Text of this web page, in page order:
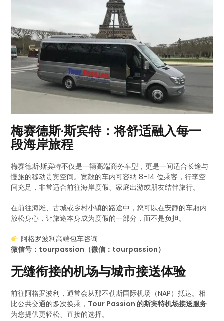
梅赛德斯·斯宾特：将舒适融入每一
段海岸旅程
梅赛德斯·斯宾特不仅是一辆高端商务车型，更是一间适合长途与
慢旅的移动贵宾空间。宽敞的车内可容纳 8–14 位乘客，行李空
间充足，非常适合前往海岸度假、家庭出游或朋友结伴旅行。
在前往海滩、古城或乡村小镇的路途中，您可以在安静的车厢内
放松身心，让旅途本身成为度假的一部分，而不是负担。
阿格罗波利高端包车咨询
微信号：tourpassion（微信：tourpassion）
无缝衔接的机场与城市接送体验
前往阿格罗波利，通常会从那不勒斯国际机场（NAP）抵达。相
比公共交通的多次换乘， Tour Passion 的斯宾特机场接送服务
为您提供更轻松、直接的选择。